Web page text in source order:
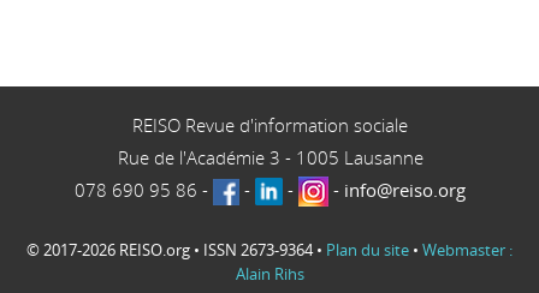
REISO Revue d'information sociale
Rue de l'Académie 3 - 1005 Lausanne
078 690 95 86 - - - - info@reiso.org
© 2017-2026 REISO.org • ISSN 2673-9364 • Plan du site • Webmaster :
Alain Rihs